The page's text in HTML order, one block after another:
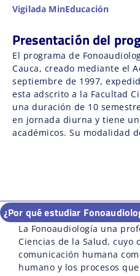
Vigilada MinEducación
Presentación del
El programa de
Cauca, creado mediante el
septiembre de 1997,
esta adscrito a la Facultad
una duración de 10
en jornada diurna y tiene
académicos. Su modalidad
¿Por qué estudiar
La Fonoaudiología una
Ciencias de la Salud, cuyo
comunicación humana
humano y los procesos